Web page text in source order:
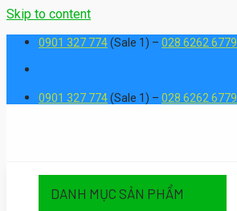
Skip to content
0901 327 774(Sale 1) – 028 6262 6779
0901 327 774(Sale 1) – 028 6262 6779
DANH MỤC SẢN PHẨM